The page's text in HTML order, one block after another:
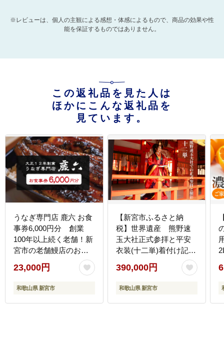
※レビューは、個人の主観による感想・体感によるもので、商品の効果や性
能を保証するものではありません。
この返礼品を見た人は
ほかにこんな返礼品を
見ています。
うなぎ専門店 鹿六 お食
事券6,000円分 創業
100年以上続く老舗！新
宮市の老舗鰻店のお食
事チケットです。
【skr005】
23,000円
和歌山県 新宮市
【新宮市ふるさと納
税】世界遺産 熊野速
玉大社正式参拝と平安
衣装(十二単)着付け記念
写真のセットプラン
（萩原きもの総合学
院）/着物 神社 新宮 和
ンタル【hgh002A】
390,000円
和歌山県 新宮市